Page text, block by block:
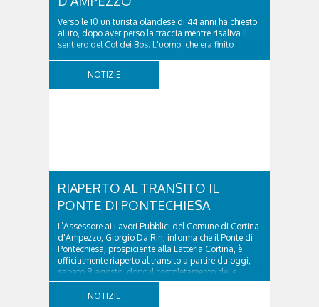
Verso le 10 un turista olandese di 44 anni ha chiesto
aiuto, dopo aver perso la traccia mentre risaliva il
sentiero del Col dei Bos. L'uomo, che era finito
Torri del Falzarego, era...
NOTIZIE
RIAPERTO AL TRANSITO IL
PONTE DI PONTECHIESA
L’Assessore ai Lavori Pubblici del Comune di Cortina
d'Ampezzo, Giorgio Da Rin, informa che il Ponte di
Pontechiesa, prospiciente alla Latteria Cortina, è
ufficialmente riaperto al transito a partire da oggi,
sabato 8 agosto, dopo il completamento delle
verifiche e il positivo collaudo...
NOTIZIE